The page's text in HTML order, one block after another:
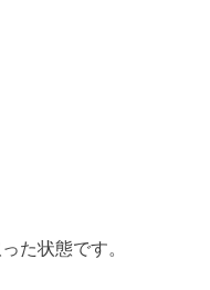
た状態です。